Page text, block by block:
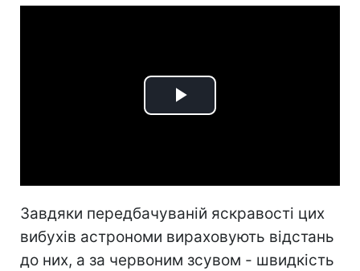
Play
Завдяки передбачуваній яскравості цих
вибухів астрономи вираховують відстань
до них, а за червоним зсувом - швидкість